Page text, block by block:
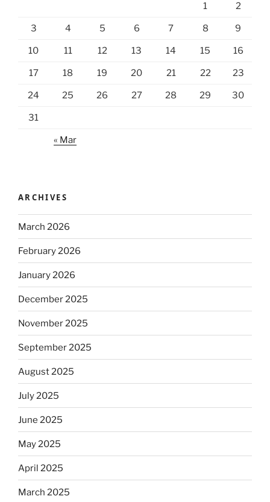
1 2
3 4 5 6 7 8 9
10 11 12 13 14 15 16
17 18 19 20 21 22 23
24 25 26 27 28 29 30
31
« Mar
ARCHIVES
March 2026
February 2026
January 2026
December 2025
November 2025
September 2025
August 2025
July 2025
June 2025
May 2025
April 2025
March 2025